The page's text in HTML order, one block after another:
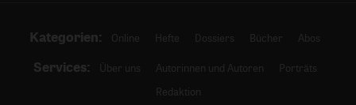
Kategorien: Online Hefte Dossiers Bücher Abos
Services: Über uns Autorinnen und Autoren
Porträts
Redaktion